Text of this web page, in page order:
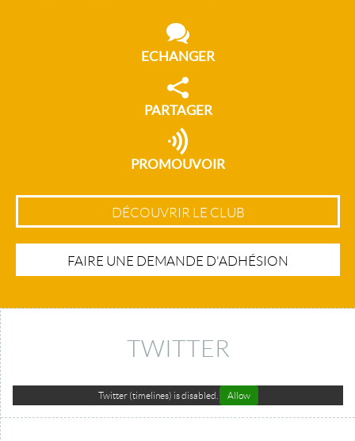
ECHANGER
PARTAGER
PROMOUVOIR
DÉCOUVRIR LE CLUB
FAIRE UNE DEMANDE D'ADHÉSION
TWITTER
Twitter (timelines) is disabled. Allow